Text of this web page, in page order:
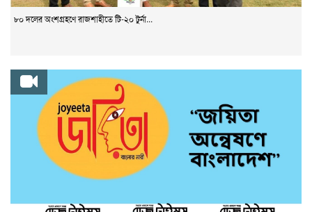
৮০ দলের অংশগ্রহণে রাজশাহীতে টি-২০ টুর্না...